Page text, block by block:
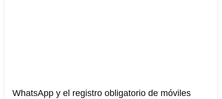
WhatsApp y el registro obligatorio de móviles